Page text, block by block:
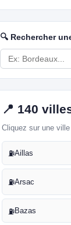
🔍 Rechercher
📍 140
Cliquez sur une
⛽Aillas
⛽Arsac
⛽Bazas